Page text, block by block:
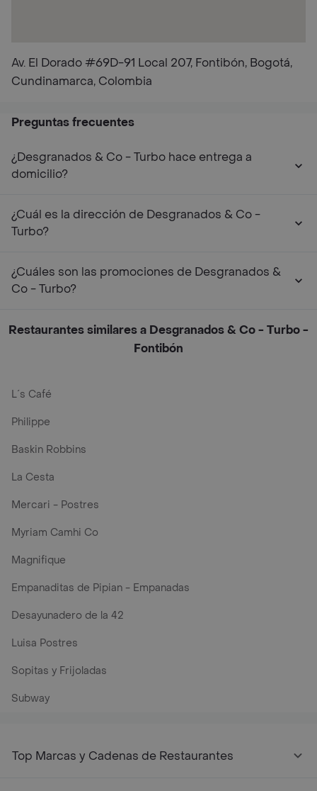
Av. El Dorado #69D-91 Local 207, Fontibón, Bogotá,
Cundinamarca, Colombia
Preguntas frecuentes
¿Desgranados & Co - Turbo hace entrega a
domicilio?
¿Cuál es la dirección de Desgranados & Co -
Turbo?
¿Cuáles son las promociones de Desgranados &
Co - Turbo?
Restaurantes similares a Desgranados & Co - Turbo -
Fontibón
L´s Café
Philippe
Baskin Robbins
La Cesta
Mercari - Postres
Myriam Camhi Co
Magnifique
Empanaditas de Pipian - Empanadas
Desayunadero de la 42
Luisa Postres
Sopitas y Frijoladas
Subway
Top Marcas y Cadenas de Restaurantes